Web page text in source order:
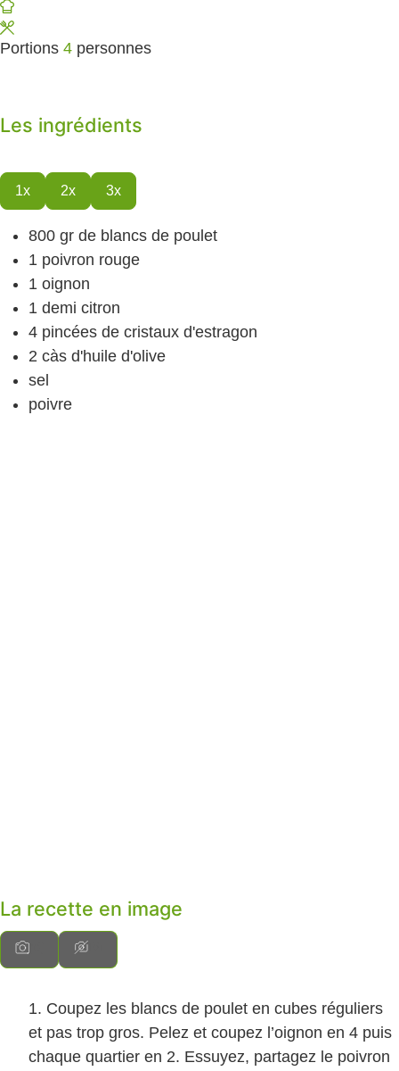
Portions 4 personnes
Les ingrédients
1x 2x 3x
800 gr de blancs de poulet
1 poivron rouge
1 oignon
1 demi citron
4 pincées de cristaux d'estragon
2 càs d'huile d'olive
sel
poivre
La recette en image
Coupez les blancs de poulet en cubes réguliers
et pas trop gros. Pelez et coupez l’oignon en 4 puis
chaque quartier en 2. Essuyez, partagez le poivron